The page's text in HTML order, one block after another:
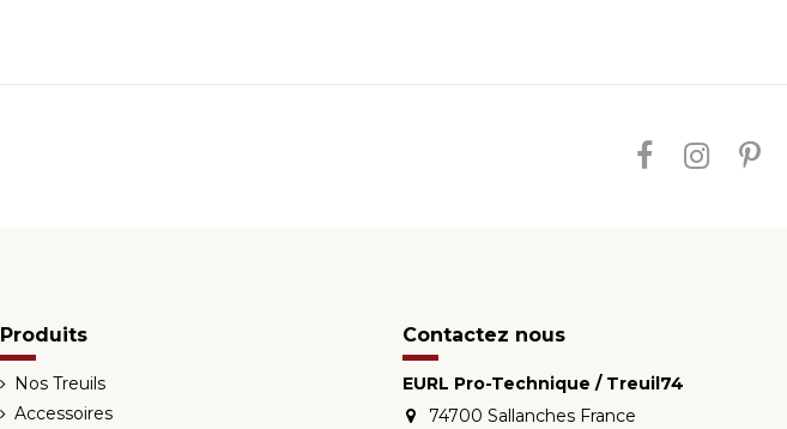
Produits
Nos Treuils
Accessoires
Contactez nous
EURL Pro-Technique / Treuil74
74700 Sallanches France